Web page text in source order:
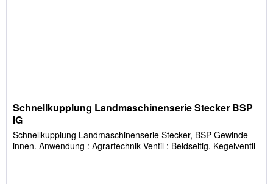
Schnellkupplung Landmaschinenserie Stecker BSP
IG
Schnellkupplung Landmaschinenserie Stecker, BSP Gewinde
innen. Anwendung : Agrartechnik Ventil : Beidseitig, Kegelventil